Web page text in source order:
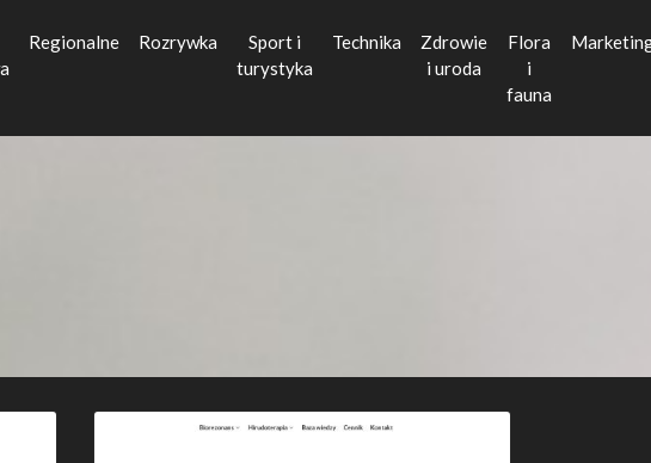
Regionalne Rozrywka
Sport i
turystyka
Technika
Zdrowie
i uroda
Flora
i
fauna